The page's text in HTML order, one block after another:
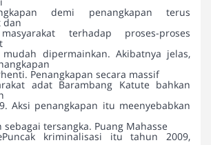
demi penangkapan terus
dan
terhadap proses-proses
dipermainkan. Akibatnya jelas,
Penangkapan secara massif
adat Barambang Katute bahkan
Aksi penangkapan itu meenyebabkan
tersangka. Puang Mahasse
kriminalisasi itu tahun 2009,